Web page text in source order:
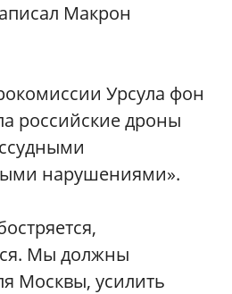
Макрон
Урсула фон
российские дроны
нарушениями».
Мы должны
Москвы, усилить